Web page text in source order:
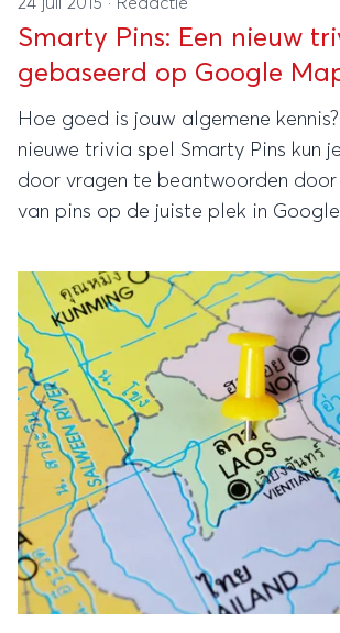
Smarty Pins: Een nieuw
gebaseerd op Google
Hoe goed is jouw algemene
nieuwe trivia spel Smarty Pins kun
door vragen te beantwoorden
van pins op de juiste plek in